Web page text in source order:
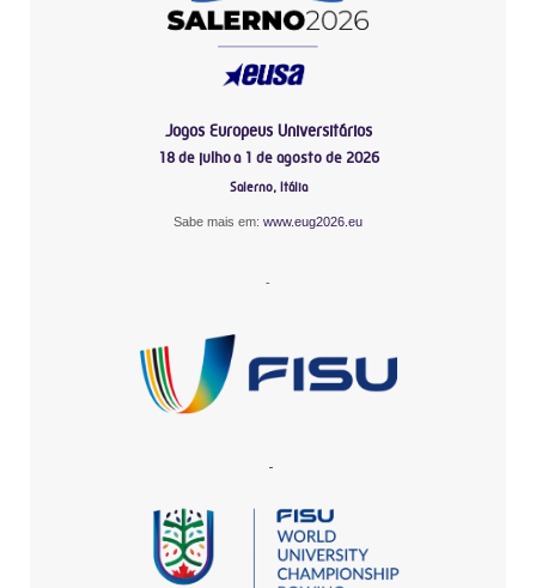
Jogos Europeus Universitários
18 de julho a 1 de agosto de 2026
Salerno, Itália
Sabe mais em: www.eug2026.eu
-
-